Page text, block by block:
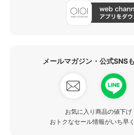
メールマガジン・公式SNS
お気に入り商品の値下げ
おトクなセール情報がいち早